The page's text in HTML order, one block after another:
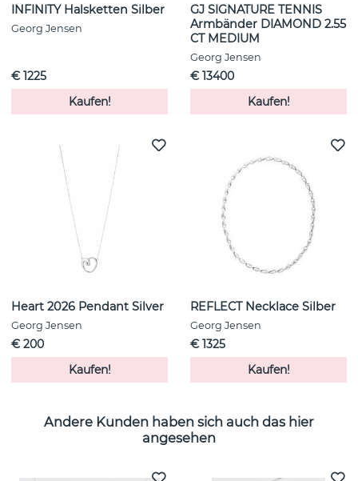
INFINITY Halsketten Silber
Georg Jensen
€ 1225
Kaufen!
GJ SIGNATURE TENNIS
Armbänder DIAMOND 2.55
CT MEDIUM
Georg Jensen
€ 13400
Kaufen!
Heart 2026 Pendant Silver
Georg Jensen
€ 200
Kaufen!
REFLECT Necklace Silber
Georg Jensen
€ 1325
Kaufen!
Andere Kunden haben sich auch das hier
angesehen